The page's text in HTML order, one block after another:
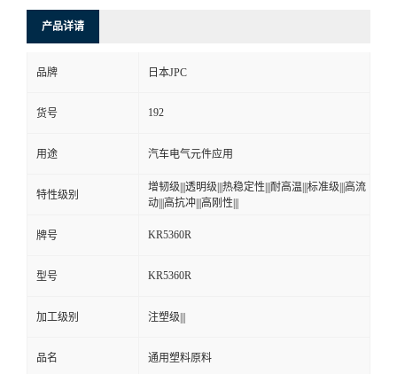
产品详请
品牌 日本JPC
货号 192
用途 汽车电气元件应用
特性级别
增韧级|||透明级|||热稳定性|||耐高温|||标准级|||高流
动|||高抗冲|||高刚性|||
牌号 KR5360R
型号 KR5360R
加工级别 注塑级|||
品名 通用塑料原料